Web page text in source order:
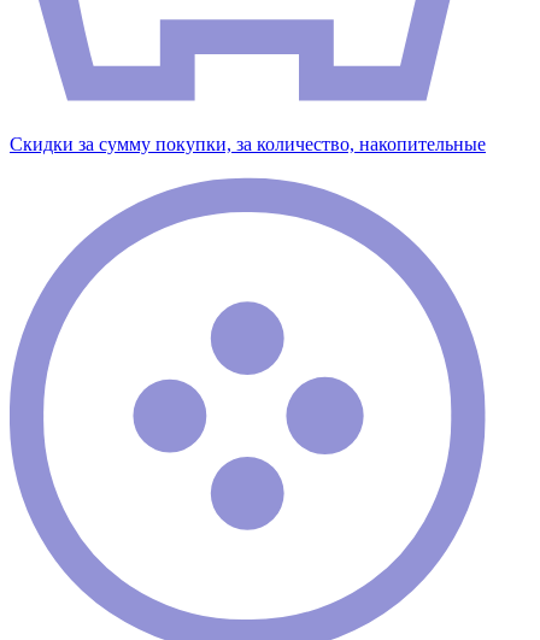
Скидки за сумму покупки, за количество, накопительные